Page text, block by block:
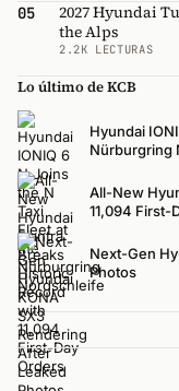
05
2027 Hyundai
the Alps
2.2K LECTURAS
Lo último de KCB
Hyundai
Nürburgring
All-New
11,094 First-
Next-Gen
Photos